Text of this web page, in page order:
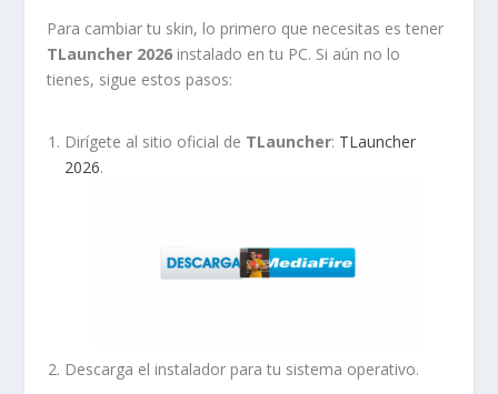
Para cambiar tu skin, lo primero que necesitas es tener
TLauncher 2026 instalado en tu PC. Si aún no lo
tienes, sigue estos pasos:
Dirígete al sitio oficial de TLauncher: TLauncher
2026.
Descarga el instalador para tu sistema operativo.